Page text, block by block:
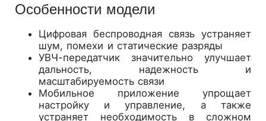
Особенности модели
Цифровая беспроводная связь устраняет
шум, помехи и статические разряды
УВЧ-передатчик значительно улучшает
дальность, надежность и
масштабируемость связи
Мобильное приложение упрощает
настройку и управление, а также
устраняет необходимость в сложном